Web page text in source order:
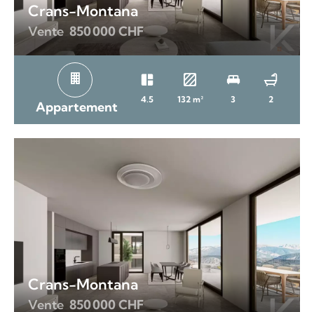
Crans-Montana
Vente 850 000 CHF
Appartement 4.5 132 m² 3 2
Crans-Montana
Vente 850 000 CHF